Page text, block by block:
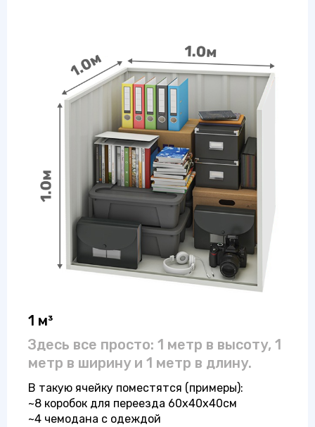
1 м³
Здесь все просто: 1 метр в высоту, 1
метр в ширину и 1 метр в длину.
В такую ячейку поместятся (примеры):
~8 коробок для переезда 60x40x40см
~4 чемодана с одеждой